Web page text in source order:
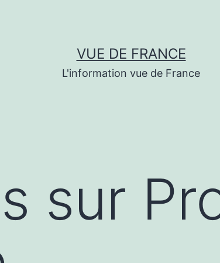
VUE DE FRANCE
L'information vue de France
sur